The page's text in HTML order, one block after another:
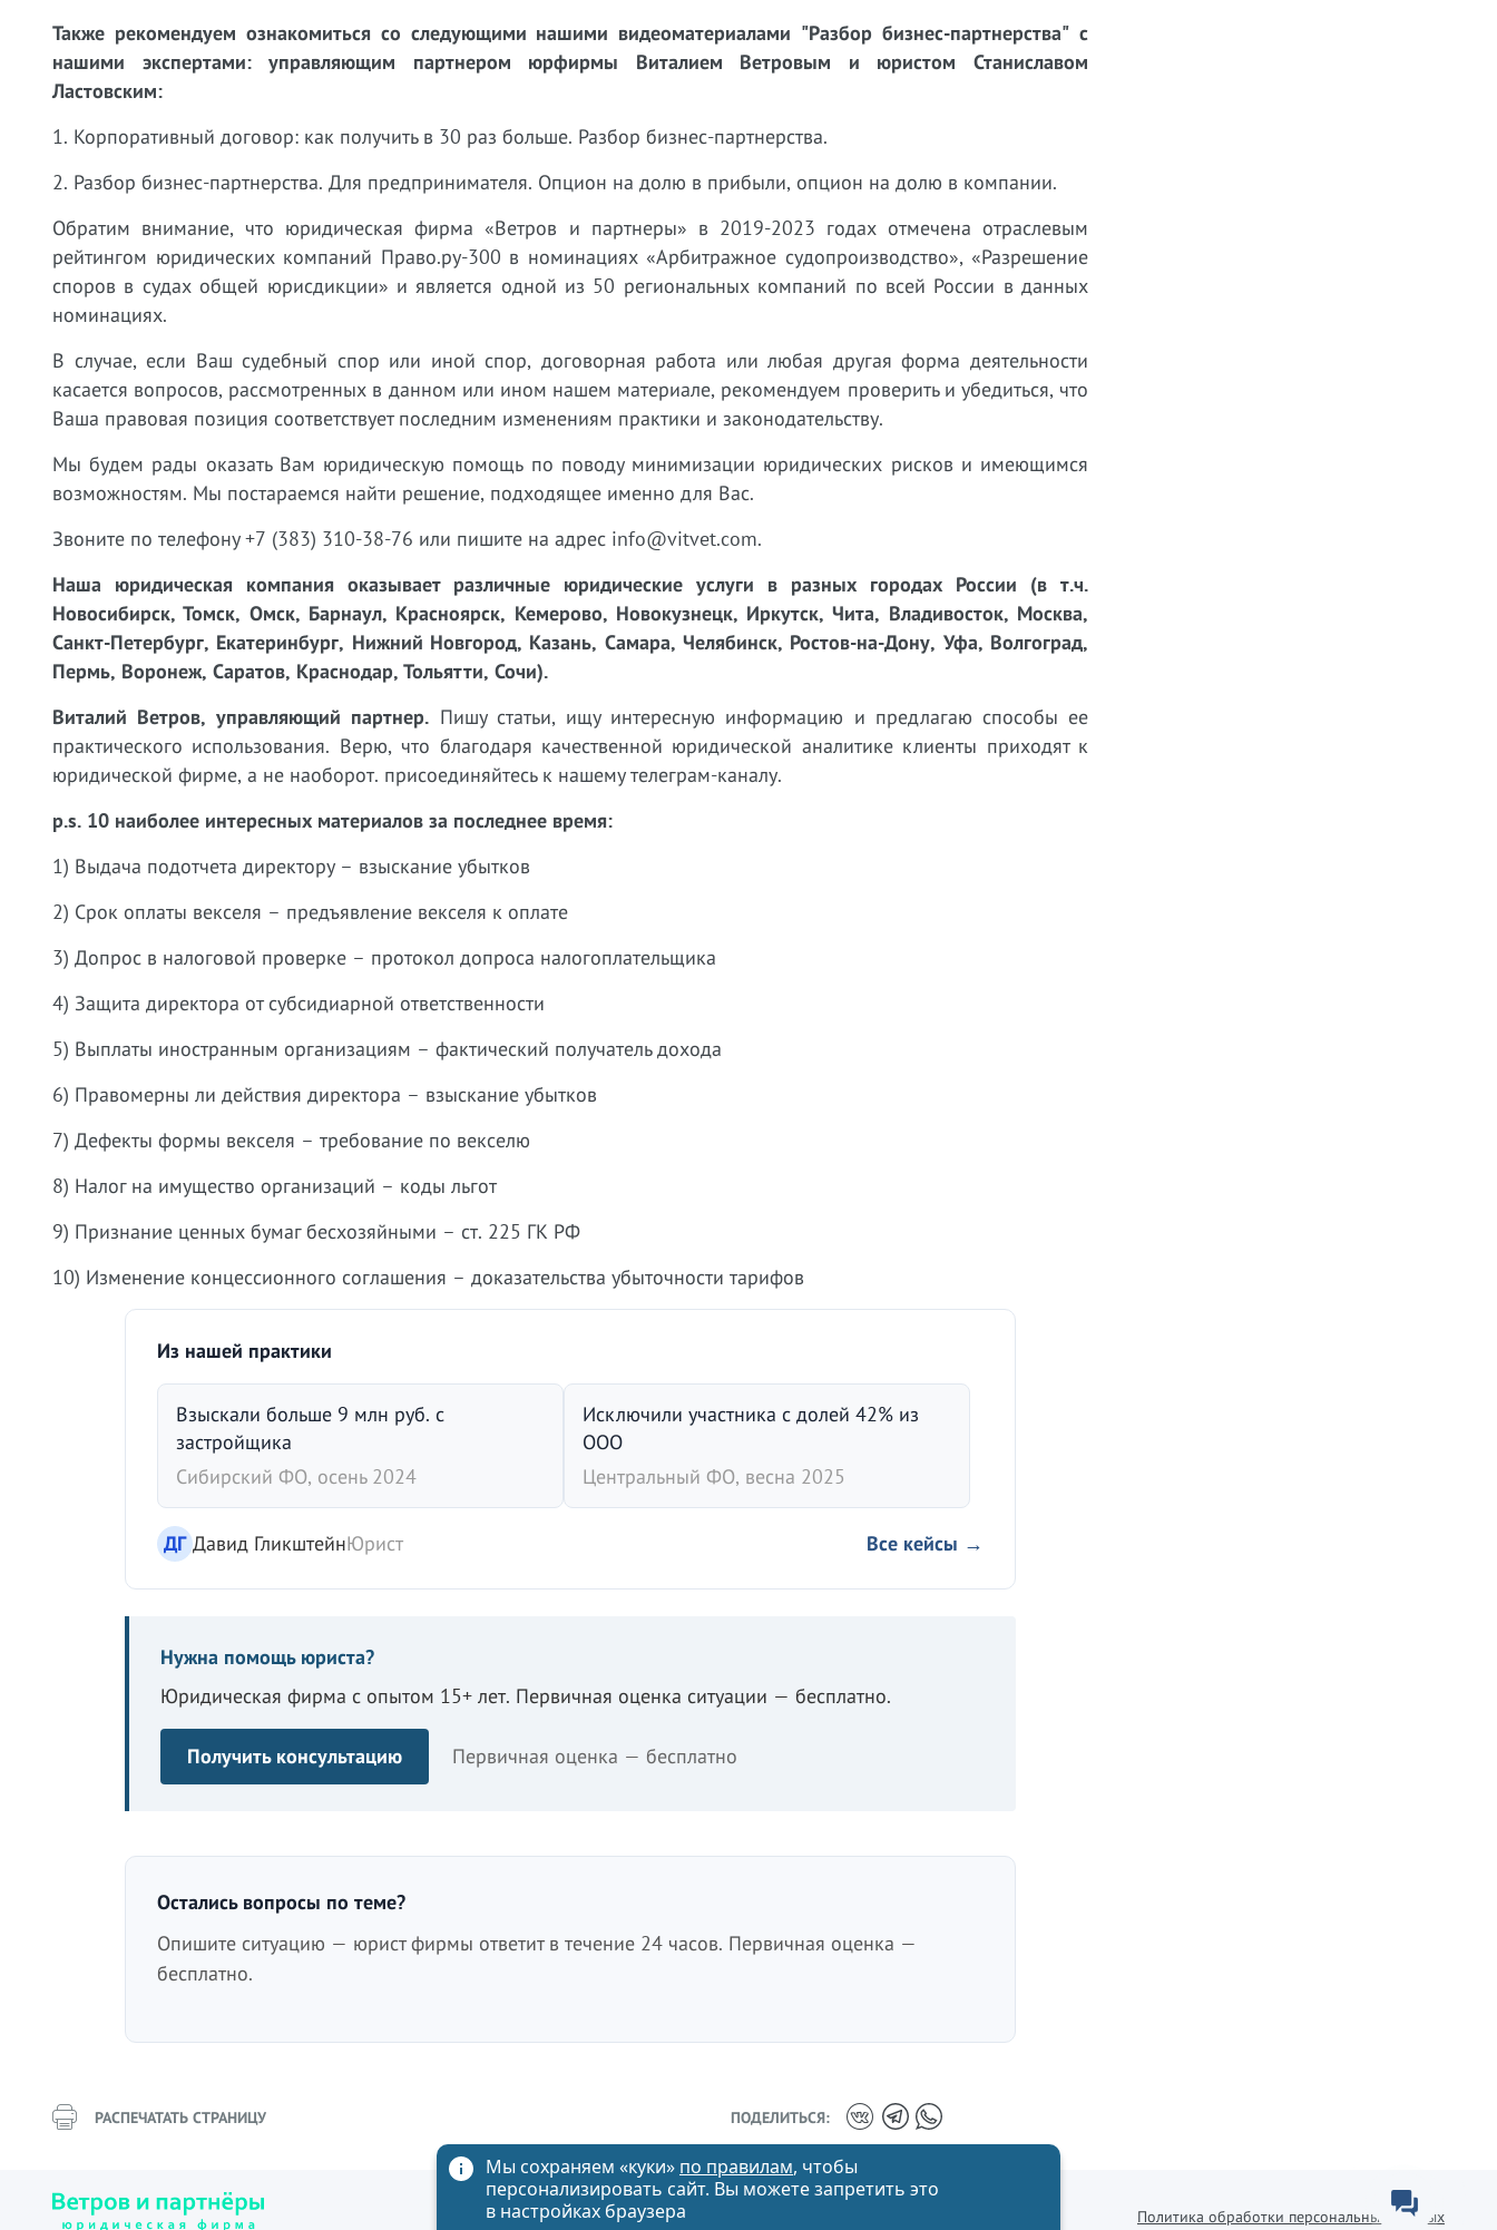
Также рекомендуем ознакомиться со следующими нашими видеоматериалами "Разбор бизнес-партнерства" с
нашими экспертами: управляющим партнером юрфирмы Виталием Ветровым и юристом Станиславом
Ластовским:
1. Корпоративный договор: как получить в 30 раз больше. Разбор бизнес-партнерства.
2. Разбор бизнес-партнерства. Для предпринимателя. Опцион на долю в прибыли, опцион на долю в компании.
Обратим внимание, что юридическая фирма «Ветров и партнеры» в 2019-2023 годах отмечена отраслевым
рейтингом юридических компаний Право.ру-300 в номинациях «Арбитражное судопроизводство», «Разрешение
споров в судах общей юрисдикции» и является одной из 50 региональных компаний по всей России в данных
номинациях.
В случае, если Ваш судебный спор или иной спор, договорная работа или любая другая форма деятельности
касается вопросов, рассмотренных в данном или ином нашем материале, рекомендуем проверить и убедиться, что
Ваша правовая позиция соответствует последним изменениям практики и законодательству.
Мы будем рады оказать Вам юридическую помощь по поводу минимизации юридических рисков и имеющимся
возможностям. Мы постараемся найти решение, подходящее именно для Вас.
Звоните по телефону +7 (383) 310-38-76 или пишите на адрес info@vitvet.com.
Наша юридическая компания оказывает различные юридические услуги в разных городах России (в т.ч.
Новосибирск, Томск, Омск, Барнаул, Красноярск, Кемерово, Новокузнецк, Иркутск, Чита, Владивосток, Москва,
Санкт-Петербург, Екатеринбург, Нижний Новгород, Казань, Самара, Челябинск, Ростов-на-Дону, Уфа, Волгоград,
Пермь, Воронеж, Саратов, Краснодар, Тольятти, Сочи).
Виталий Ветров, управляющий партнер. Пишу статьи, ищу интересную информацию и предлагаю способы ее
практического использования. Верю, что благодаря качественной юридической аналитике клиенты приходят к
юридической фирме, а не наоборот. присоединяйтесь к нашему телеграм-каналу.
p.s. 10 наиболее интересных материалов за последнее время:
1) Выдача подотчета директору – взыскание убытков
2) Срок оплаты векселя – предъявление векселя к оплате
3) Допрос в налоговой проверке – протокол допроса налогоплательщика
4) Защита директора от субсидиарной ответственности
5) Выплаты иностранным организациям – фактический получатель дохода
6) Правомерны ли действия директора – взыскание убытков
7) Дефекты формы векселя – требование по векселю
8) Налог на имущество организаций – коды льгот
9) Признание ценных бумаг бесхозяйными – ст. 225 ГК РФ
10) Изменение концессионного соглашения – доказательства убыточности тарифов
Из нашей практики
Взыскали больше 9 млн руб. с
застройщика
Сибирский ФО, осень 2024
Исключили участника с долей 42% из
ООО
Центральный ФО, весна 2025
ДГ Давид ГликштейнЮрист Все кейсы →
Нужна помощь юриста?
Юридическая фирма с опытом 15+ лет. Первичная оценка ситуации — бесплатно.
Получить консультацию Первичная оценка — бесплатно
Остались вопросы по теме?
Опишите ситуацию — юрист фирмы ответит в течение 24 часов. Первичная оценка —
бесплатно.
РАСПЕЧАТАТЬ СТРАНИЦУ ПОДЕЛИТЬСЯ:
Политика обработки персональных данных
Мы сохраняем «куки» по правилам, чтобы
персонализировать сайт. Вы можете запретить это
в настройках браузера